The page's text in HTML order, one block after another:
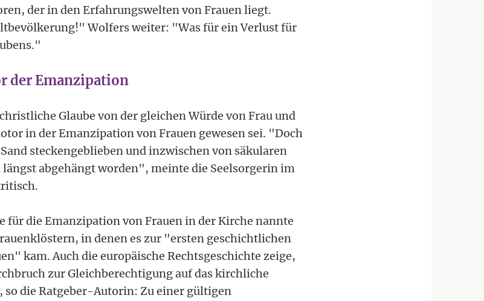
der in den Erfahrungswelten von Frauen liegt.
Wolfers weiter: "Was für ein Verlust für
der Emanzipation
Glaube von der gleichen Würde von Frau und
in der Emanzipation von Frauen gewesen sei. "Doch
steckengeblieben und inzwischen von säkularen
abgehängt worden", meinte die Seelsorgerin im
für die Emanzipation von Frauen in der Kirche nannte
in denen es zur "ersten geschichtlichen
kam. Auch die europäische Rechtsgeschichte zeige,
zur Gleichberechtigung auf das kirchliche
so die Ratgeber-Autorin: Zu einer gültigen